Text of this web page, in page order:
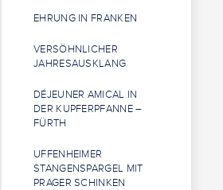
EHRUNG IN FRANKEN
VERSÖHNLICHER
JAHRESAUSKLANG
DÉJEUNER AMICAL IN
DER KUPFERPFANNE –
FÜRTH
UFFENHEIMER
STANGENSPARGEL MIT
PRAGER SCHINKEN